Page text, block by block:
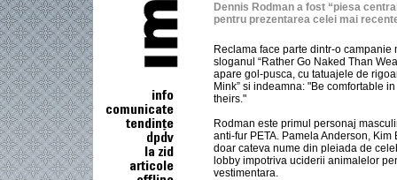
Dennis Rodman a fost “piesa
pentru prezentarea celei mai
Reclama face parte dintr-o campanie
sloganul “Rather Go Naked Than
apare gol-pusca, cu tatuajele de
Mink” si indeamna: "Be comfortable
theirs."
Rodman este primul personaj
anti-fur PETA. Pamela Anderson,
doar cateva nume din pleiada de
lobby impotriva uciderii animalelor
vestimentara.